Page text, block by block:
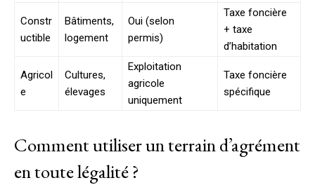
Constr
uctible
Bâtiments,
logement
Oui (selon
permis)
Taxe foncière
+ taxe
d’habitation
Agricol
e
Cultures,
élevages
Exploitation
agricole
uniquement
Taxe foncière
spécifique
Comment utiliser un terrain d’agrément
en toute légalité ?